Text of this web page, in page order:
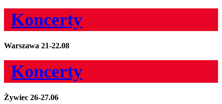
Koncerty
Warszawa 21-22.08
Koncerty
Żywiec 26-27.06